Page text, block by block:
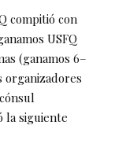
compitió con
USFQ
(ganamos 6–
organizadores
la siguiente